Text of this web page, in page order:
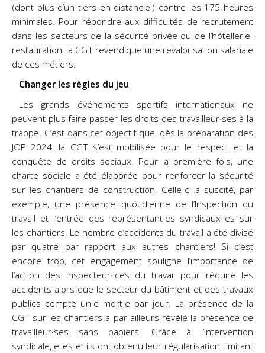
(dont plus d’un tiers en distanciel) contre les 175 heures
minimales. Pour répondre aux difficultés de recrutement
dans les secteurs de la sécurité privée ou de l’hôtellerie-
restauration, la CGT revendique une revalorisation salariale
de ces métiers.
Changer les règles du jeu
Les grands événements sportifs internationaux ne
peuvent plus faire passer les droits des travailleur·ses à la
trappe. C’est dans cet objectif que, dès la préparation des
JOP 2024, la CGT s’est mobilisée pour le respect et la
conquête de droits sociaux. Pour la première fois, une
charte sociale a été élaborée pour renforcer la sécurité
sur les chantiers de construction. Celle-ci a suscité, par
exemple, une présence quotidienne de l’Inspection du
travail et l’entrée des représentant·es syndicaux·les sur
les chantiers. Le nombre d’accidents du travail a été divisé
par quatre par rapport aux autres chantiers! Si c’est
encore trop, cet engagement souligne l’importance de
l’action des inspecteur·ices du travail pour réduire les
accidents alors que le secteur du bâtiment et des travaux
publics compte un·e mort·e par jour. La présence de la
CGT sur les chantiers a par ailleurs révélé la présence de
travailleur·ses sans papiers. Grâce à l’intervention
syndicale, elles et ils ont obtenu leur régularisation, limitant